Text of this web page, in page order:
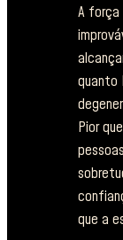
A força
quanto
Pior
que a